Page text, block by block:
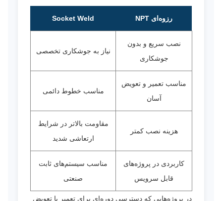
رزوه‌ای NPT Socket Weld
نصب سریع و بدون
جوشکاری
نیاز به جوشکاری تخصصی
مناسب تعمیر و تعویض
آسان
مناسب خطوط دائمی
هزینه نصب کمتر
مقاومت بالاتر در شرایط
ارتعاشی شدید
کاربردی در پروژه‌های
قابل سرویس
مناسب سیستم‌های ثابت
صنعتی
در پروژه‌هایی که دسترسی دوره‌ای برای تعمیر یا تعویض